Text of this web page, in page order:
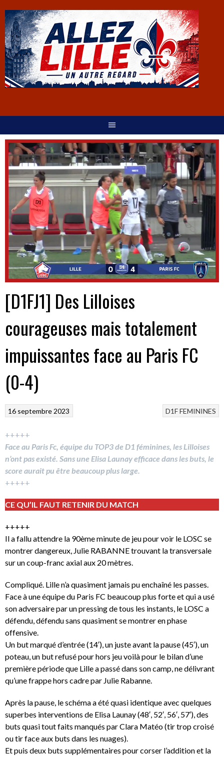
[D1FJ1] Des Lilloises
courageuses mais totalement
impuissantes face au Paris FC
(0-4)
D1FFEMININES
16 septembre 2023
+++++
Face au Paris Fc, équipe du TOP3 de D1 féminines, les Lilloises
n’ont pas existé. Sans une Elisa Launay efficace dans les buts, le
score aurait pu être beaucoup plus large.
+++++
CE QU’IL FAUT RETENIR DU MATCH
+++++
Il a fallu attendre la 90ème minute de jeu pour voir le LOSC se
montrer dangereux, Julie RABANNE trouvant la transversale
sur un coup-franc axial aux 20 mètres.
Compliqué. Lille n’a quasiment jamais pu enchaîné les passes.
Face à une équipe du Paris FC beaucoup plus forte et qui a usé
son adversaire par un pressing de tous les instants, le LOSC a
défendu, défendu sans quasiment se montrer en phase
offensive.
Un but marqué d’entrée (14′), un juste avant la pause (45′), un
poteau, un but refusé pour hors jeu voilà pour le bilan d’une
première période que Lille a passé dans son camp, ne délivrant
qu’une frappe hors cadre par Julie Rabanne.
Après la pause, le schéma a été quasi identique avec quelques
superbes interventions de Elisa Launay (48′, 52′, 56′, 57′), des
buts quasi tout faits manqués par Clara Matéo (tir trop croisé
ou tir face aux buts dans les nuages).
Et puis deux buts supplémentaires pour corser l’addition et la